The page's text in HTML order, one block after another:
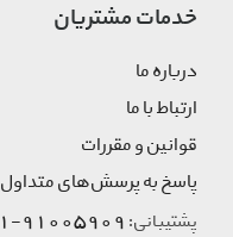
خدمات مشتریان
درباره ما
ارتباط با ما
قوانین و مقررات
پاسخ به پرسش‌های متداول
پشتیبانی: 91005909-021